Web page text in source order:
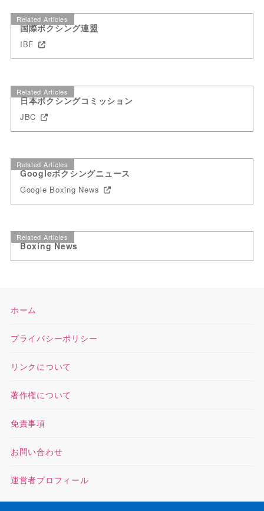
Related Articles
国際ボクシング連盟
IBF
Related Articles
日本ボクシングコミッション
JBC
Related Articles
Googleボクシングニュース
Google Boxing News
Related Articles
Boxing News
ホーム
プライバシーポリシー
リンクについて
著作権について
免責事項
お問い合わせ
運営者プロフィール